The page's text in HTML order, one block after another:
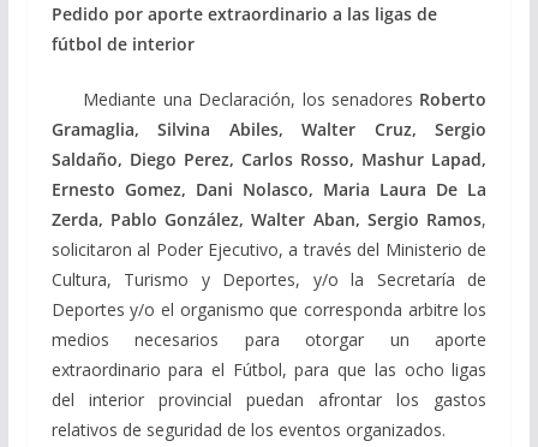
Pedido por aporte extraordinario a las ligas de
fútbol de interior
Mediante una Declaración, los senadores Roberto
Gramaglia,
Silvina Abiles, Walter Cruz, Sergio
Saldaño, Diego Perez, Carlos Rosso, Mashur Lapad,
Ernesto Gomez, Dani Nolasco, Maria Laura De La
Zerda, Pablo González, Walter Aban, Sergio Ramos,
solicitaron al Poder Ejecutivo, a través del Ministerio de
Cultura, Turismo y Deportes, y/o la Secretaría de
Deportes y/o el organismo que corresponda arbitre los
medios necesarios para otorgar un aporte
extraordinario para el Fútbol, para que las ocho ligas
del interior provincial puedan afrontar los gastos
relativos de seguridad de los eventos organizados.